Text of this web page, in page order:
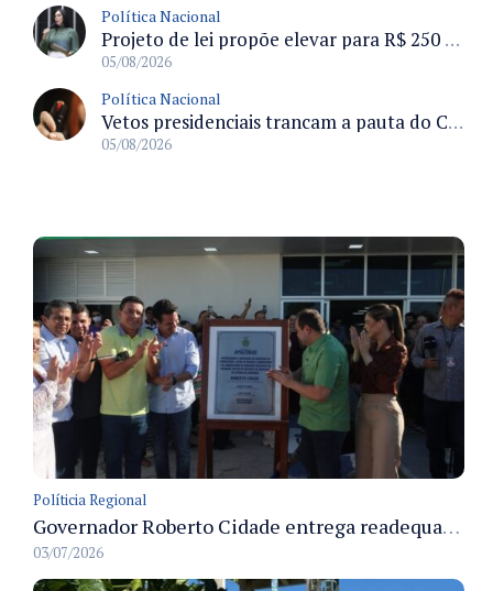
Política Nacional
Projeto de lei propõe elevar para R$ 250 mil limite de isenção do IPI para pessoas com deficiência e autismo
05/08/2026
Política Nacional
Vetos presidenciais trancam a pauta do Congresso com 87 itens pendentes e incluem trechos do Orçamento de 2026
05/08/2026
Políticia Regional
Governador Roberto Cidade entrega readequação do ambulatório da FCecon e amplia capacidade de atendimento oncológico em Manaus
03/07/2026